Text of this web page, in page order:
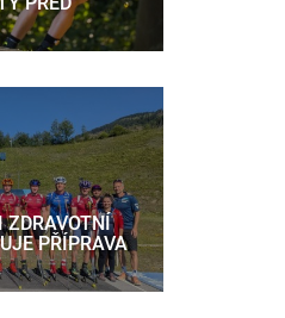
ZDRAVOTNÍ
PŘÍPRAVA